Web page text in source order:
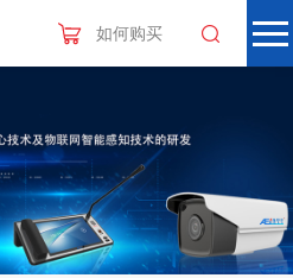
如何购买